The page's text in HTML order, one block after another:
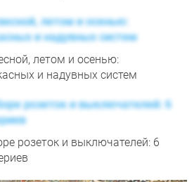
летом и осенью:
и надувных систем
розеток и выключателей: 6